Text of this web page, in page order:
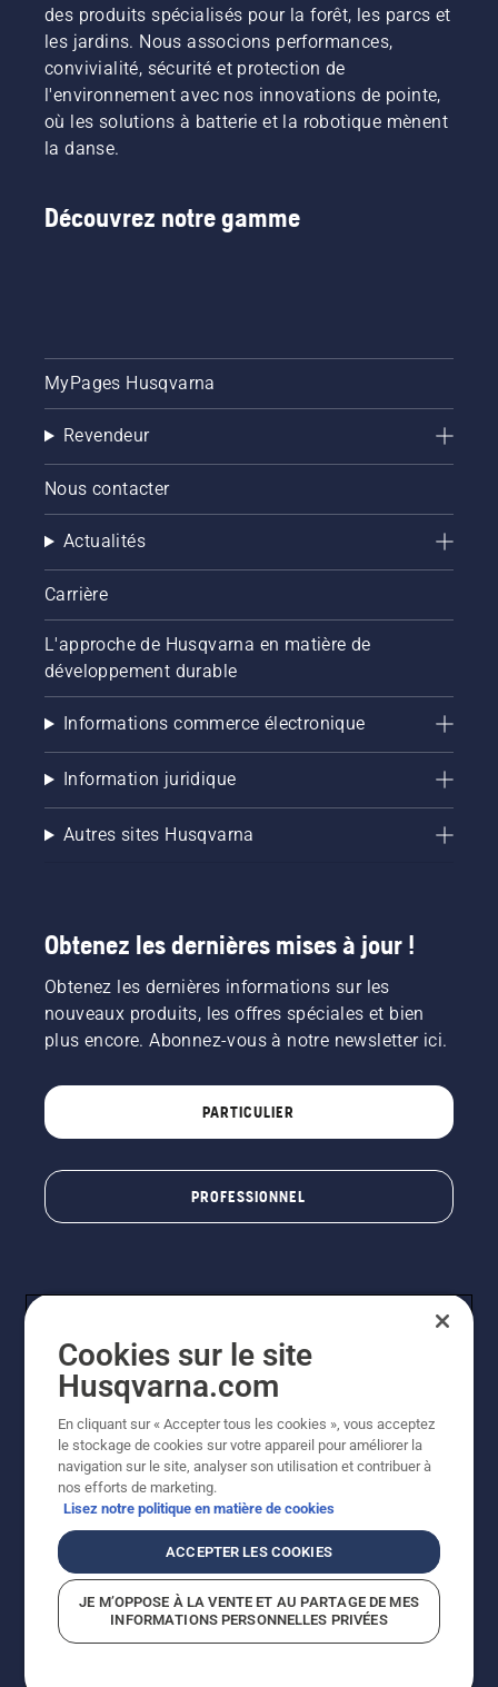
des produits spécialisés pour la forêt, les parcs et
les jardins. Nous associons performances,
convivialité, sécurité et protection de
l'environnement avec nos innovations de pointe,
où les solutions à batterie et la robotique mènent
la danse.
Découvrez notre gamme
MyPages Husqvarna
Revendeur
Nous contacter
Actualités
Carrière
L'approche de Husqvarna en matière de
développement durable
Informations commerce électronique
Information juridique
Autres sites Husqvarna
Obtenez les dernières mises à jour !
Obtenez les dernières informations sur les
nouveaux produits, les offres spéciales et bien
plus encore. Abonnez-vous à notre newsletter ici.
PARTICULIER
PROFESSIONNEL
© Husqvarna AB (publ). Tous droits réservés. Les prix
indiqués sont à titre indicatif de Husqvarna Schweiz AG
aux revendeurs participants, prix en CHF, TVA 8,1 % et
TAR incluses. Sous réserve de modification. Tous les
prix indiqués sont des prix de vente recommandés (TVA
incluse), sauf si le produit est disponible pour un achat
Avis de confidentialitéImpressionCGVL Shop en ligne
Signalement de violations présumées
Cookies sur le site
Husqvarna.com
En cliquant sur « Accepter tous les cookies », vous acceptez
le stockage de cookies sur votre appareil pour améliorer la
navigation sur le site, analyser son utilisation et contribuer à
nos efforts de marketing.
Lisez notre politique en matière de cookies
ACCEPTER LES COOKIES
JE M’OPPOSE À LA VENTE ET AU PARTAGE DE MES
INFORMATIONS PERSONNELLES PRIVÉES